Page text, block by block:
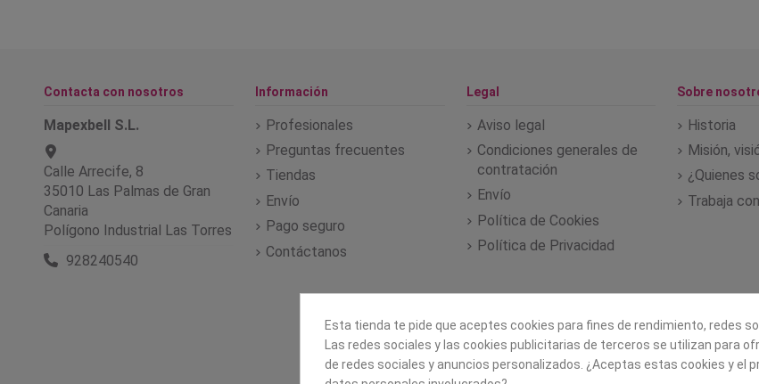
Contacta con nosotros
Mapexbell S.L.
Calle Arrecife, 8
35010 Las Palmas de Gran
Canaria
Polígono Industrial Las Torres
928240540
Información
Profesionales
Preguntas frecuentes
Tiendas
Envío
Pago seguro
Contáctanos
Legal
Aviso legal
Condiciones generales de
contratación
Envío
Política de Cookies
Política de Privacidad
Sobre
Historia
Misión,
¿Quienes
Trabaja
Esta tienda te pide que aceptes cookies para fines de rendimiento, redes
Las redes sociales y las cookies publicitarias de terceros se utilizan para
de redes sociales y anuncios personalizados. ¿Aceptas estas cookies y el